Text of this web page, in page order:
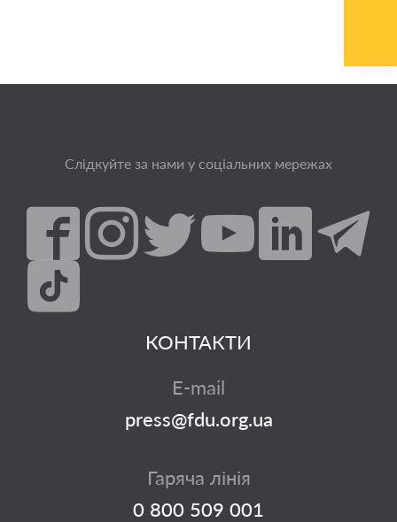
Слідкуйте за нами у соціальних мережах
КОНТАКТИ
E-mail
press@fdu.org.ua
Гаряча лінія
0 800 509 001